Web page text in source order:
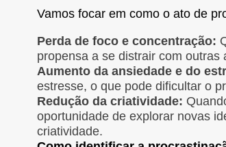
Vamos focar em como o ato de
Perda de foco e concentração:
propensa a se distrair com
Aumento da ansiedade e do
estresse, o que pode dificultar o
Redução da criatividade:
oportunidade de explorar novas
criatividade.